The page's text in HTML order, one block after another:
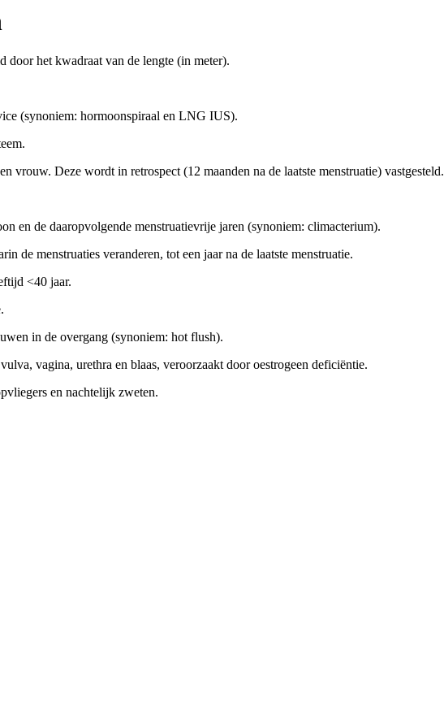
door het kwadraat van de lengte (in meter).
(synoniem: hormoonspiraal en LNG IUS).
vrouw. Deze wordt in retrospect (12 maanden na de laatste menstruatie) vastgesteld.
en de daaropvolgende menstruatievrije jaren (synoniem: climacterium).
de menstruaties veranderen, tot een jaar na de laatste menstruatie.
<40 jaar.
in de overgang (synoniem: hot flush).
vagina, urethra en blaas, veroorzaakt door oestrogeen deficiëntie.
en nachtelijk zweten.